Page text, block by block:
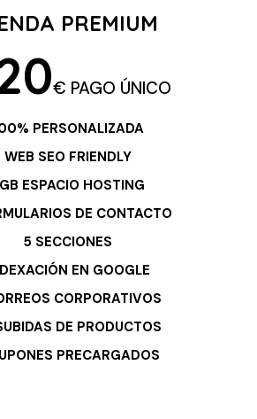
PREMIUM
€ PAGO ÚNICO
PERSONALIZADA
WEB SEO FRIENDLY
ESPACIO HOSTING
DE CONTACTO
5 SECCIONES
EN GOOGLE
CORPORATIVOS
DE PRODUCTOS
PRECARGADOS